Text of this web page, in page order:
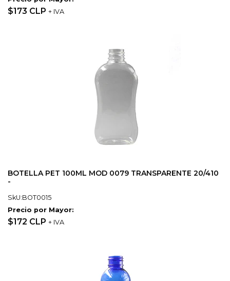
$173 CLP + IVA
BOTELLA PET 100ML MOD 0079 TRANSPARENTE 20/410
-
SkU:BOT0015
Precio por Mayor:
$172 CLP + IVA